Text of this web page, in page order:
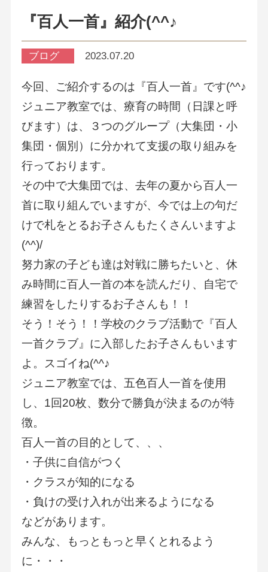
『百人一首』紹介(^^♪
ブログ 2023.07.20
今回、ご紹介するのは『百人一首』です(^^♪
ジュニア教室では、療育の時間（日課と呼
びます）は、３つのグループ（大集団・小
集団・個別）に分かれて支援の取り組みを
行っております。
その中で大集団では、去年の夏から百人一
首に取り組んでいますが、今では上の句だ
けで札をとるお子さんもたくさんいますよ
(^^)/
努力家の子ども達は対戦に勝ちたいと、休
み時間に百人一首の本を読んだり、自宅で
練習をしたりするお子さんも！！
そう！そう！！学校のクラブ活動で『百人
一首クラブ』に入部したお子さんもいます
よ。スゴイね(^^♪
ジュニア教室では、五色百人一首を使用
し、1回20枚、数分で勝負が決まるのが特
徴。
百人一首の目的として、、、
・子供に自信がつく
・クラスが知的になる
・負けの受け入れが出来るようになる
などがあります。
みんな、もっともっと早くとれるよう
に・・・